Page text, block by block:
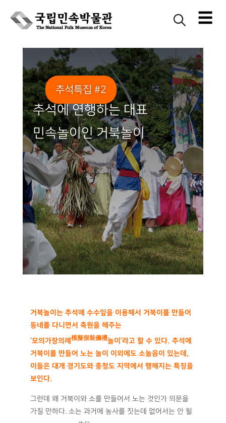
☰
Skip
content
추석특집 #2
추석에 연행하는 대표
민속놀이인 거북놀이
거북놀이는 추석에 수수잎을 이용해서 거북이를 만들어
동네를 다니면서 축원을 해주는
‘모의가장의례 模擬假裝儀禮놀이’라고 할 수 있다. 추석에
거북이를 만들어 노는 놀이 이외에도 소놀음이 있는데,
이들은 대개 경기도와 충청도 지역에서 행해지는 특징을
보인다.
그런데 왜 거북이와 소를 만들어서 노는 것인가 의문을
가질 만하다. 소는 과거에 농사를 짓는데 없어서는 안 될